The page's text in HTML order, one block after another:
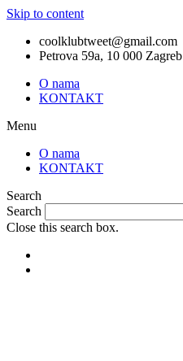
Skip to content
coolklubtweet@gmail.com
Petrova 59a, 10 000 Zagreb
O nama
KONTAKT
Menu
O nama
KONTAKT
Search
Search
Close this search box.